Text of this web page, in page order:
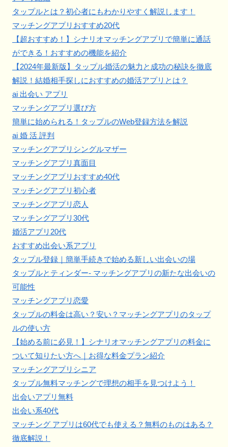
タップルとは？初心者にもわかりやすく解説します！
マッチングアプリおすすめ20代
【超おすすめ！】シナリオマッチングアプリで簡単に通話
ができる！おすすめの機能を紹介
【2024年最新版】タップル婚活の魅力と成功の秘訣を徹底
解説！結婚相手探しにおすすめの婚活アプリとは？
ai 出会い アプリ
マッチングアプリ選び方
簡単に始められる！タップルのWeb登録方法を解説
ai 婚 活 評判
マッチングアプリシングルマザー
マッチングアプリ真面目
マッチングアプリおすすめ40代
マッチングアプリ初心者
マッチングアプリ恋人
マッチングアプリ30代
婚活アプリ20代
おすすめ出会い系アプリ
タップル登録｜簡単手続きで始める新しい出会いの場
タップルとティンダー- マッチングアプリの新たな出会いの
可能性
マッチングアプリ恋愛
タップルの料金は高い？安い？マッチングアプリのタップ
ルの使い方
【始める前に必見！】シナリオマッチングアプリの料金に
ついて知りたい方へ｜お得な料金プラン紹介
マッチングアプリシニア
タップル無料マッチングで理想の相手を見つけよう！
出会いアプリ無料
出会い系40代
マッチング アプリは60代でも使える？無料のものはある？
徹底解説！